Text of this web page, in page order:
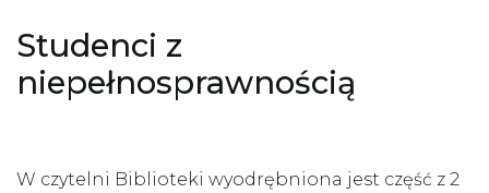
Studenci z
niepełnosprawnością
W czytelni Biblioteki wyodrębniona jest część z 2